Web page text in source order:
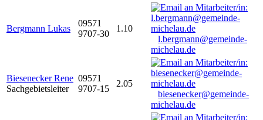
Bergmann Lukas
09571
9707-30
1.10
l.bergmann@gemeinde-
michelau.de
Biesenecker Rene
Sachgebietsleiter
09571
9707-15
2.05
biesenecker@gemeinde-
michelau.de